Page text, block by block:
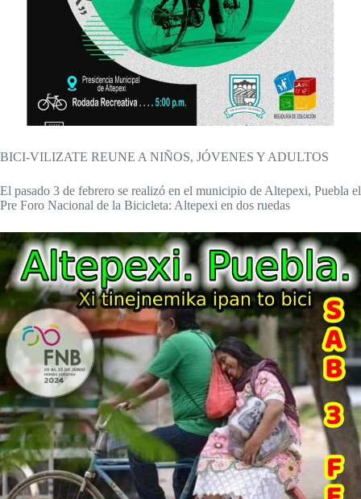
BICI-VILIZATE REUNE A NIÑOS, JÓVENES Y ADULTOS
El pasado 3 de febrero se realizó en el municipio de Altepexi, Puebla el
Pre Foro Nacional de la Bicicleta: Altepexi en dos ruedas